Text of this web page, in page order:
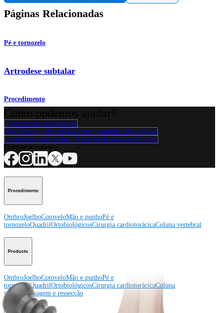
Páginas Relacionadas
Pé e tornozelo
Artrodese subtalar
Procedimento
Contacte um representante
Veja eventos, laboratórios e oportunidades educacionais
Inscreva-se para receber: O que há de novo na Arthrex?
Procedimento
OmbroJoelhoCotoveloMão e punhoPé e
tornozeloQuadrilOrtobiológicosCirurgia cardiotorácicaColuna vertebral
Producto
OmbroJoelhoCotoveloMão e punhoPé e
tornozeloQuadrilOrtobiológicosCirurgia cardiotorácicaColuna
vertebral
Imagem e ressecção